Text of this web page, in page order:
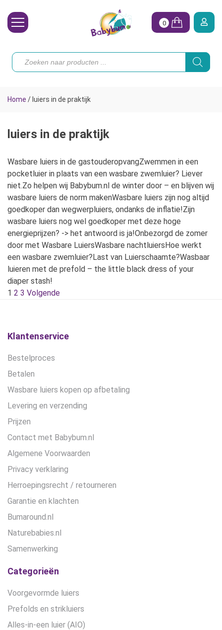
Toebehoren
Koopjes
Hoe begin ik?
0
Producten
zoeken
Home / luiers in de praktijk
luiers in de praktijk
Wasbare luiers in de gastouderopvangZwemmen in een
pocketluier in plaats van een wasbare zwemluier? Liever
niet.Zo helpen wij Babybum.nl de winter door – en blijven wij
wasbare luiers de norm makenWasbare luiers zijn nog altijd
goedkoper dan wegwerpluiers, ondanks de inflatie!Zijn
wasbare luiers nog wel goedkoper met deze hoge
energieprijzen? -> het antwoord is ja!Onbezorgd de zomer
door met Wasbare LuiersWasbare nachtluiersHoe werkt
een wasbare zwemluier?Last van Luierschaamte?Wasbaar
luieren met de prefold – the little black dress of your
diaper stash!
1 2 3 Volgende
Klantenservice
Bestelproces
Betalen
Wasbare luiers kopen op afbetaling
Levering en verzending
Prijzen
Contact met Babybum.nl
Algemene Voorwaarden
Privacy verklaring
Herroepingsrecht / retourneren
Garantie en klachten
Bumaround.nl
Naturebabies.nl
Samenwerking
Categorieën
Voorgevormde luiers
Prefolds en strikluiers
Alles-in-een luier (AIO)